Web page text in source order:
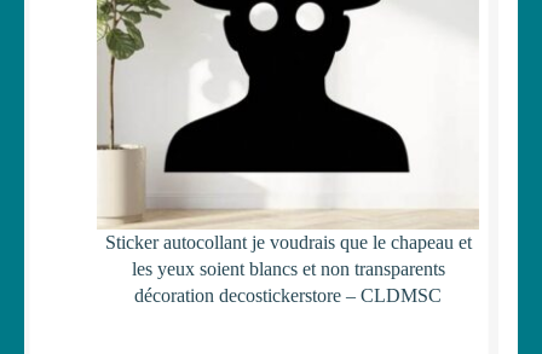
Sticker autocollant je voudrais que le chapeau et
les yeux soient blancs et non transparents
décoration decostickerstore – CLDMSC